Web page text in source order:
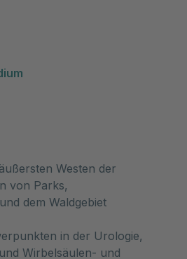
Westen der
von Parks,
dem Waldgebiet
in der Urologie,
Wirbelsäulen- und